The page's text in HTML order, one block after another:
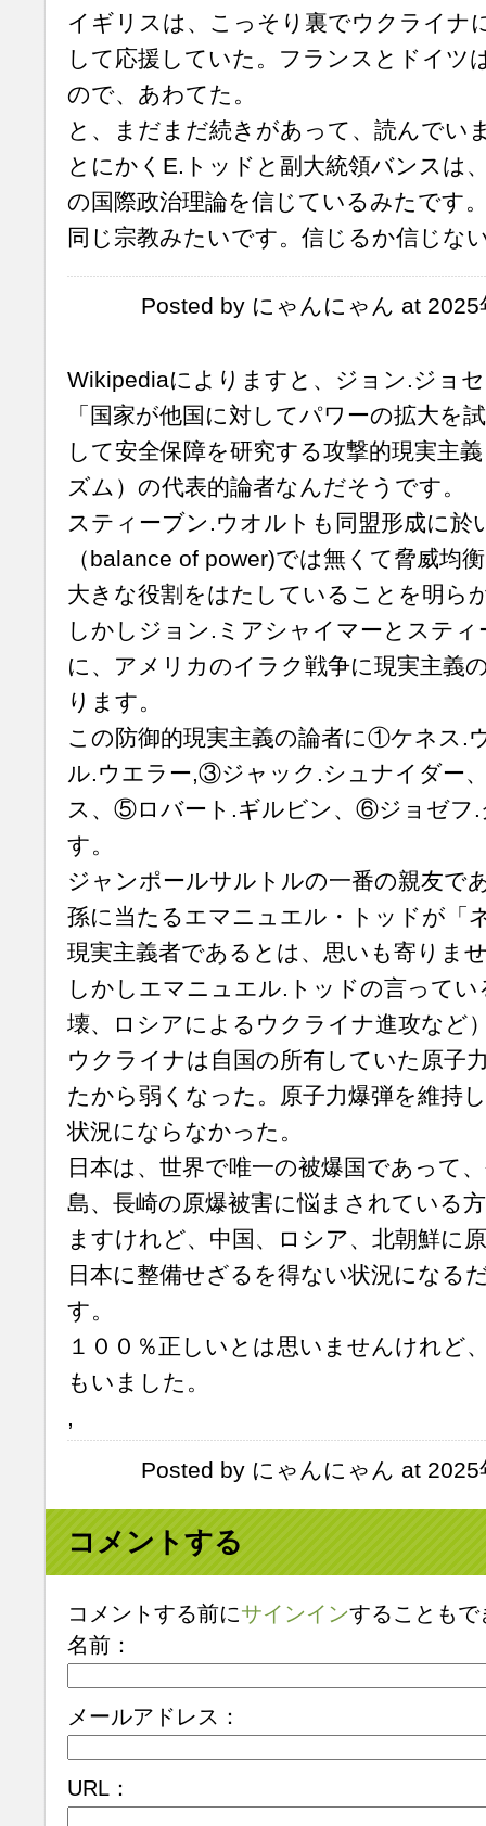
イギリスは、こっそり裏でウクライナ
して応援していた。フランスとドイツ
ので、あわてた。
と、まだまだ続きがあって、読んでい
とにかくE.トッドと副大統領バンスは
の国際政治理論を信じているみたです
同じ宗教みたいです。信じるか信じな
Posted by にゃんにゃん at
Wikipediaによりますと、ジョン.ジョ
「国家が他国に対してパワーの拡大を
して安全保障を研究する攻撃的現実主
ズム）の代表的論者なんだそうです。
スティーブン.ウオルトも同盟形成に於
（balance of power)では無くて脅威均
大きな役割をはたしていることを明ら
しかしジョン.ミアシャイマーとステ
に、アメリカのイラク戦争に現実主義
ります。
この防御的現実主義の論者に①ケネス.
ル.ウエラー,③ジャック.シュナイダー
ス、⑤ロバート.ギルビン、⑥ジョゼフ.
す。
ジャンポールサルトルの一番の親友で
孫に当たるエマニュエル・トッドが「
現実主義者であるとは、思いも寄りま
しかしエマニュエル.トッドの言って
壊、ロシアによるウクライナ進攻など
ウクライナは自国の所有していた原子
たから弱くなった。原子力爆弾を維持
状況にならなかった。
日本は、世界で唯一の被爆国であって
島、長崎の原爆被害に悩まされている
ますけれど、中国、ロシア、北朝鮮に
日本に整備せざるを得ない状況になる
す。
１００％正しいとは思いませんけれど
もいました。
,
Posted by にゃんにゃん at
コメントする
コメントする前にサインインすることもで
名前：
メールアドレス：
URL：